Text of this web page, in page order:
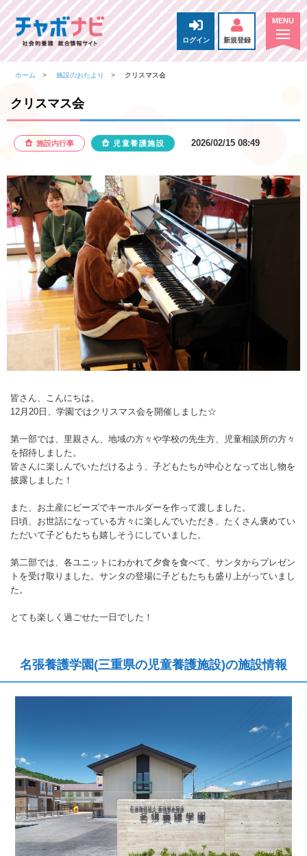
ログイン 新規登録
ホーム 施設のおたより クリスマス会
クリスマス会
施設内行事 児童養護施設 2026/02/15 08:49
皆さん、こんにちは。
12月20日、学園ではクリスマス会を開催しました☆
第一部では、里親さん、地域の方々や学校の先生方、児童相談所の方々
を招待しました。
皆さんに楽しんでいただけるよう、子どもたちが中心となって出し物を
披露しました！
また、お土産にビーズでキーホルダーを作って渡しました。
日頃、お世話になっている方々に楽しんでいただき、たくさん褒めてい
ただいて子どもたちも嬉しそうにしていました。
第二部では、各ユニットにわかれて夕食を食べて、サンタからプレゼン
トを受け取りました。サンタの登場に子どもたちも盛り上がっていまし
た。
とても楽しく過ごせた一日でした！
名張養護学園(三重県の児童養護施設)の施設情報